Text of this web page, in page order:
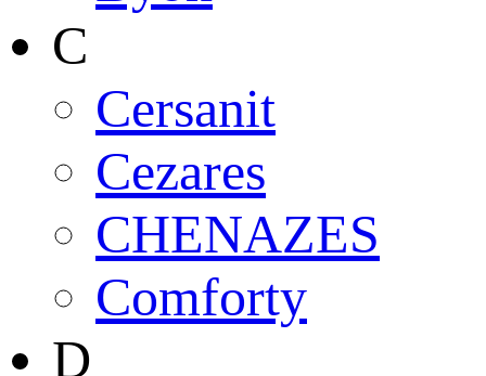
C
Cersanit
Cezares
CHENAZES
Comforty
D